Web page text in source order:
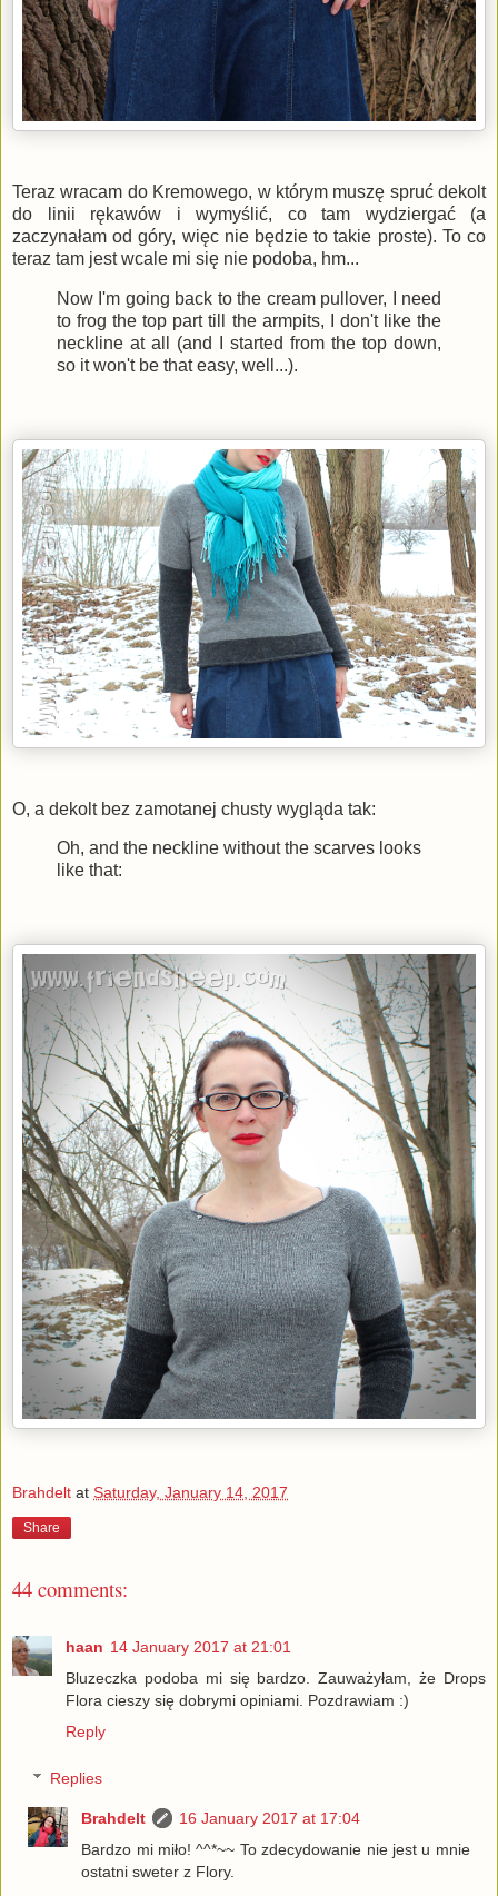
Teraz wracam do Kremowego, w którym muszę spruć dekolt
do linii rękawów i wymyślić, co tam wydziergać (a
zaczynałam od góry, więc nie będzie to takie proste). To co
teraz tam jest wcale mi się nie podoba, hm...
Now I'm going back to the cream pullover, I need
to frog the top part till the armpits, I don't like the
neckline at all (and I started from the top down,
so it won't be that easy, well...).
O, a dekolt bez zamotanej chusty wygląda tak:
Oh, and the neckline without the scarves looks
like that:
Brahdelt at Saturday, January 14, 2017
Share
44 comments:
haan 14 January 2017 at 21:01
Bluzeczka podoba mi się bardzo. Zauważyłam, że Drops
Flora cieszy się dobrymi opiniami. Pozdrawiam :)
Reply
Replies
Brahdelt
16 January 2017 at 17:04
Bardzo mi miło! ^^*~~ To zdecydowanie nie jest u mnie
ostatni sweter z Flory.